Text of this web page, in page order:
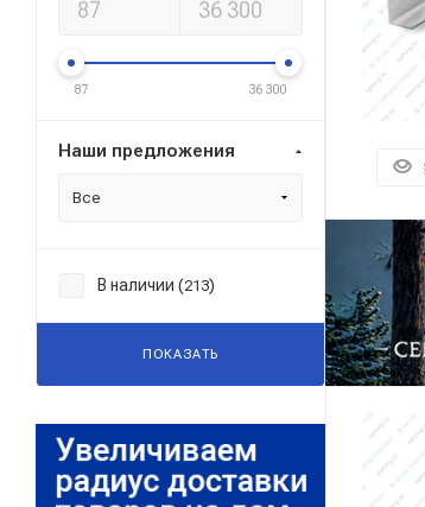
87 36 300
Наши предложения
Все
В наличии (213)
ПОКАЗАТЬ